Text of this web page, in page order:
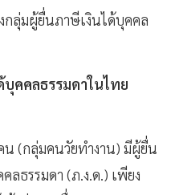
ลุ่มผู้ยื่นภาษีเงินได้บุคคล
บุคคลธรรมดาในไทย
น (กลุ่มคนวัยทำงาน) มีผู้ยื่น
ลธรรมดา (ภ.ง.ด.) เพียง